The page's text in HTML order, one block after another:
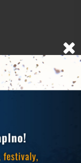
festivalů